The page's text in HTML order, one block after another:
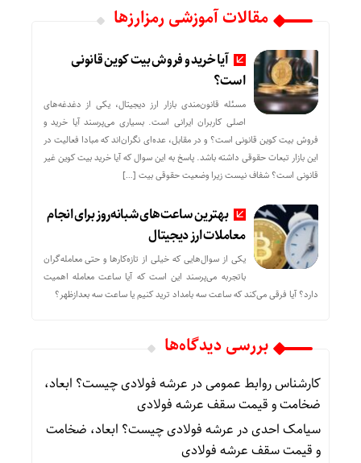
مقالات آموزشی رمزارزها
آیا خرید و فروش بیت کوین قانونی
است؟
مسئله قانون‌مندی بازار ارز دیجیتال، یکی از دغدغه‌های
اصلی کاربران ایرانی است. بسیاری می‌پرسند آیا خرید و
فروش بیت کوین قانونی است؟ و در مقابل، عده‌ای نگران‌اند که مبادا فعالیت در
این بازار تبعات حقوقی داشته باشد. پاسخ به این سوال که آیا خرید بیت کوین غیر
قانونی است؟ شفاف نیست زیرا وضعیت حقوقی بیت‌ […]
بهترین ساعت‌های شبانه‌روز برای انجام
معاملات ارز دیجیتال
یکی از سوال‌هایی که خیلی از تازه‌کارها و حتی معامله‌گران
باتجربه می‌پرسند این است که آیا ساعت معامله اهمیت
دارد؟ آیا فرقی می‌کند که ساعت سه بامداد ترید کنیم یا ساعت سه بعدازظهر؟
بررسی دیدگاه‌ها
کارشناس روابط عمومیدرعرشه فولادی چیست؟ ابعاد،
ضخامت و قیمت سقف عرشه فولادی
سیامک احدیدرعرشه فولادی چیست؟ ابعاد، ضخامت
و قیمت سقف عرشه فولادی